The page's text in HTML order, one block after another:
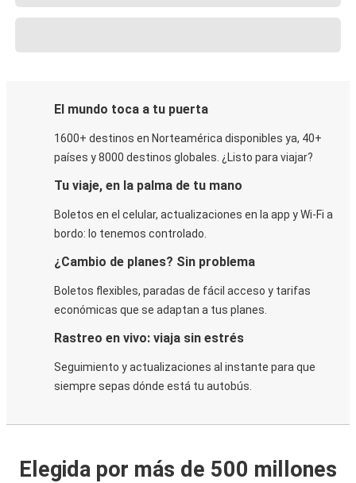
El mundo toca a tu puerta
1600+ destinos en Norteamérica disponibles ya, 40+
países y 8000 destinos globales. ¿Listo para viajar?
Tu viaje, en la palma de tu mano
Boletos en el celular, actualizaciones en la app y Wi-Fi a
bordo: lo tenemos controlado.
¿Cambio de planes? Sin problema
Boletos flexibles, paradas de fácil acceso y tarifas
económicas que se adaptan a tus planes.
Rastreo en vivo: viaja sin estrés
Seguimiento y actualizaciones al instante para que
siempre sepas dónde está tu autobús.
Elegida por más de 500 millones